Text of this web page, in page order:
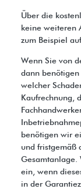
Über die
keine weiteren
zum Beispiel
Wenn Sie von
dann
welcher
Kaufrechnung,
benötigen wir
und fristgemäß
Gesamtanlage.
ein, wenn
in der